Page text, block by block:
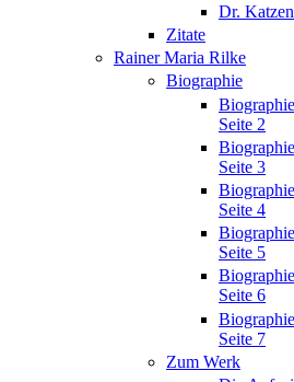
Dr.
Zitate
Rainer Maria Rilke
Biographie
Seite 2
Seite 3
Seite 4
Seite 5
Seite 6
Seite 7
Zum Werk